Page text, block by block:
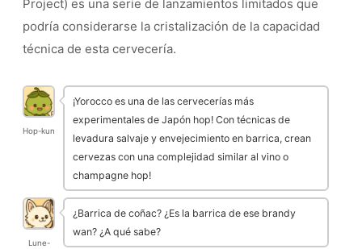
Project) es una serie de lanzamientos limitados que
podría considerarse la cristalización de la capacidad
técnica de esta cervecería.
Hop-kun
¡Yorocco es una de las cervecerías más
experimentales de Japón hop! Con técnicas de
levadura salvaje y envejecimiento en barrica, crean
cervezas con una complejidad similar al vino o
champagne hop!
Lune-
¿Barrica de coñac? ¿Es la barrica de ese brandy
wan? ¿A qué sabe?